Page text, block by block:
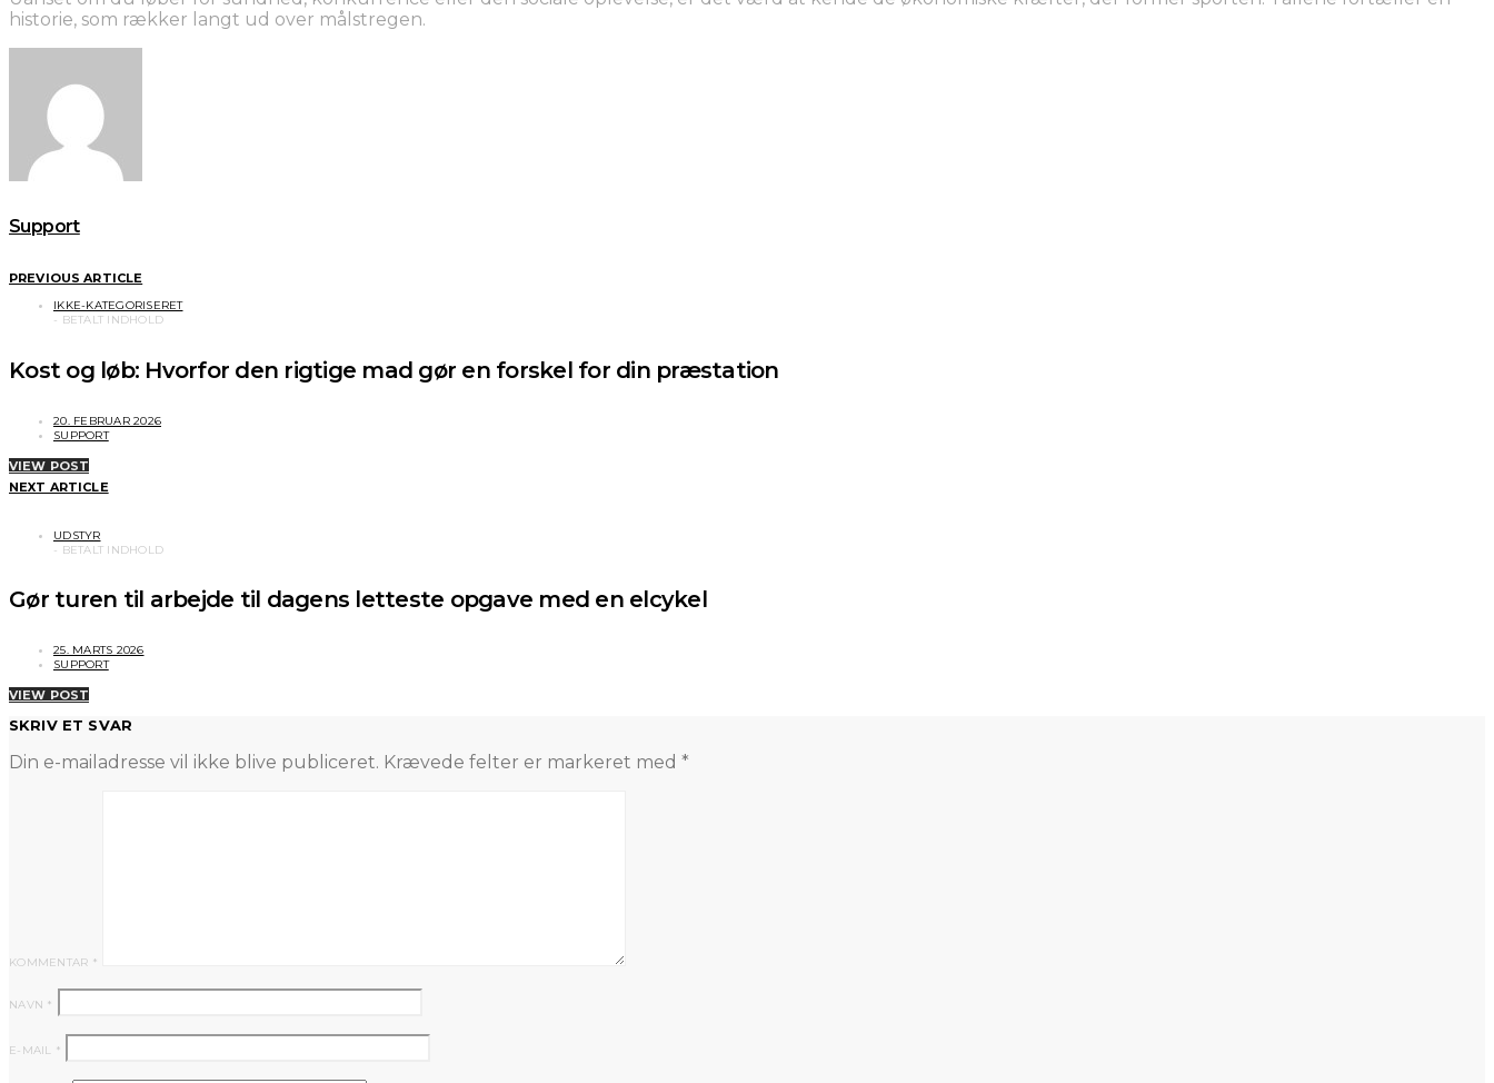
historie, som rækker langt ud over målstregen.
Support
PREVIOUS ARTICLE
IKKE-KATEGORISERET
Kost og løb: Hvorfor den rigtige mad gør en forskel for din præstation
20. FEBRUAR 2026
SUPPORT
VIEW POST
NEXT ARTICLE
UDSTYR
Gør turen til arbejde til dagens letteste opgave med en elcykel
25. MARTS 2026
SUPPORT
VIEW POST
SKRIV ET SVAR
Din e-mailadresse vil ikke blive publiceret. Krævede felter er markeret med *
KOMMENTAR *
NAVN *
E-MAIL *